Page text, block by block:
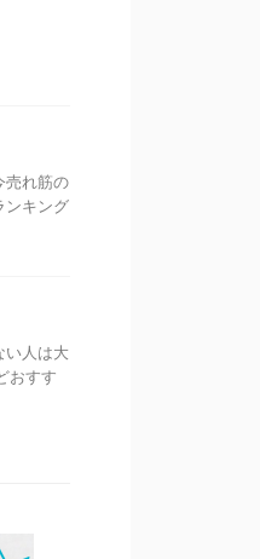
売れ筋の
ンキング
い人は大
おすす